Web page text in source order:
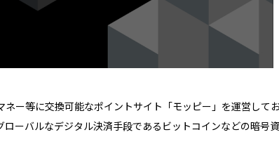
ー等に交換可能なポイントサイト「モッピー」を運営して
ーバルなデジタル決済手段であるビットコインなどの暗号